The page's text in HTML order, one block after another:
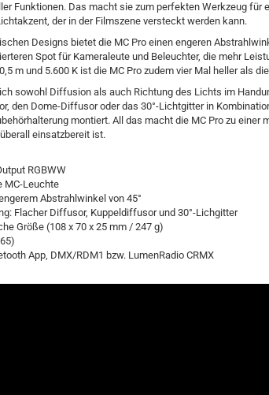
Funktionen. Das macht sie zum perfekten Werkzeug für
der in der Filmszene versteckt werden kann.
Designs bietet die MC Pro einen engeren
Spot für Kameraleute und Beleuchter, die mehr
m und 5.600 K ist die MC Pro zudem vier Mal heller als
sowohl Diffusion als auch Richtung des Lichts im
den Dome-Diffusor oder das 30°-Lichtgitter in
montiert. All das macht die MC Pro zu einer
einsatzbereit ist.
RGBWW
MC-Leuchte
Abstrahlwinkel von 45°
Flacher Diffusor, Kuppeldiffusor und 30°-Lichgitter
Größe (108 x 70 x 25 mm / 247 g)
App, DMX/RDM1 bzw. LumenRadio CRMX